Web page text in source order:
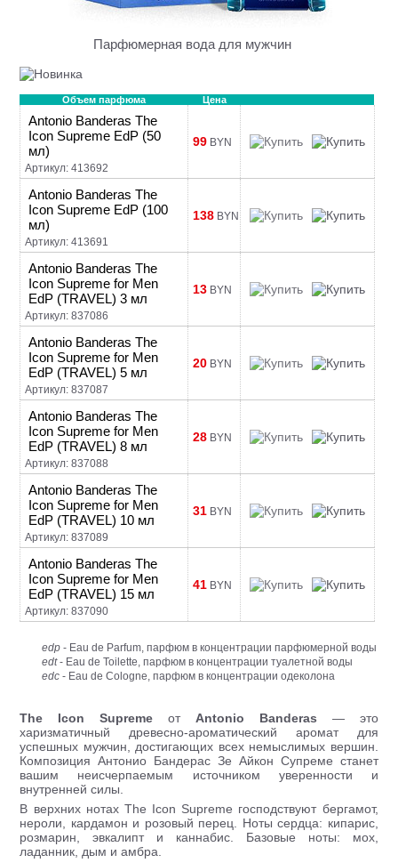
Парфюмерная вода для мужчин
Объем парфюма Цена
Antonio Banderas The
Icon Supreme EdP (50
мл)
Артикул: 413692
99 BYN
Antonio Banderas The
Icon Supreme EdP (100
мл)
Артикул: 413691
138 BYN
Antonio Banderas The
Icon Supreme for Men
EdP (TRAVEL) 3 мл
Артикул: 837086
13 BYN
Antonio Banderas The
Icon Supreme for Men
EdP (TRAVEL) 5 мл
Артикул: 837087
20 BYN
Antonio Banderas The
Icon Supreme for Men
EdP (TRAVEL) 8 мл
Артикул: 837088
28 BYN
Antonio Banderas The
Icon Supreme for Men
EdP (TRAVEL) 10 мл
Артикул: 837089
31 BYN
Antonio Banderas The
Icon Supreme for Men
EdP (TRAVEL) 15 мл
Артикул: 837090
41 BYN
edp - Eau de Parfum, парфюм в концентрации парфюмерной воды
edt- Eau de Toilette, парфюм в концентрации туалетной воды
edc - Eau de Cologne, парфюм в концентрации одеколона
The Icon Supreme от Antonio Banderas — это
харизматичный древесно-ароматический аромат для
успешных мужчин, достигающих всех немыслимых вершин.
Композиция Антонио Бандерас Зе Айкон Супреме станет
вашим неисчерпаемым источником уверенности и
внутренней силы.
В верхних нотах The Icon Supreme господствуют бергамот,
нероли, кардамон и розовый перец. Ноты сердца: кипарис,
розмарин, эвкалипт и каннабис. Базовые ноты: мох,
ладанник, дым и амбра.